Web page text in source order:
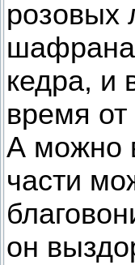
розовых
кедра, и
время
А можно
части
он